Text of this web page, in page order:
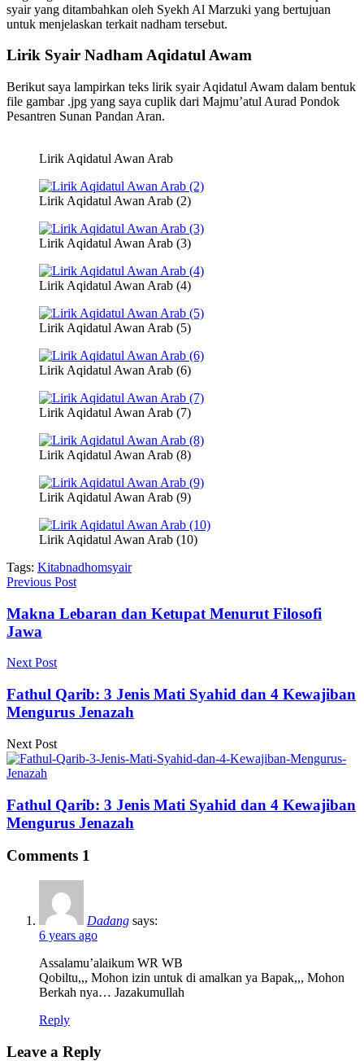
syair yang ditambahkan oleh Syekh Al Marzuki yang bertujuan
untuk menjelaskan terkait nadham tersebut.
Lirik Syair Nadham Aqidatul Awam
Berikut saya lampirkan teks lirik syair Aqidatul Awam dalam bentuk
file gambar .jpg yang saya cuplik dari Majmu’atul Aurad Pondok
Pesantren Sunan Pandan Aran.
Lirik Aqidatul Awan Arab
Lirik Aqidatul Awan Arab (2)
Lirik Aqidatul Awan Arab (3)
Lirik Aqidatul Awan Arab (4)
Lirik Aqidatul Awan Arab (5)
Lirik Aqidatul Awan Arab (6)
Lirik Aqidatul Awan Arab (7)
Lirik Aqidatul Awan Arab (8)
Lirik Aqidatul Awan Arab (9)
Lirik Aqidatul Awan Arab (10)
Tags: Kitabnadhomsyair
Previous Post
Makna Lebaran dan Ketupat Menurut Filosofi
Jawa
Next Post
Fathul Qarib: 3 Jenis Mati Syahid dan 4 Kewajiban
Mengurus Jenazah
Next Post
Fathul Qarib: 3 Jenis Mati Syahid dan 4 Kewajiban
Mengurus Jenazah
Comments 1
Dadang says:
6 years ago
Assalamu’alaikum WR WB
Qobiltu,,, Mohon izin untuk di amalkan ya Bapak,,, Mohon
Berkah nya… Jazakumullah
Reply
Leave a Reply